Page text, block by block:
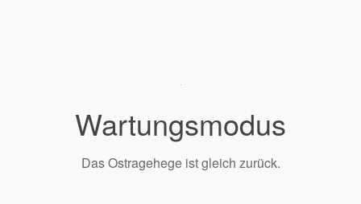
Wartungsmodus
Das Ostragehege ist gleich zurück.